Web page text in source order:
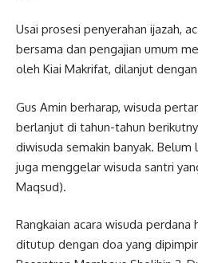
Usai prosesi penyerahan ijazah,
bersama dan pengajian umum
oleh Kiai Makrifat, dilanjut
Gus Amin berharap, wisuda
berlanjut di tahun-tahun
diwisuda semakin banyak. Belum
juga menggelar wisuda santri
Maqsud).
Rangkaian acara wisuda perdana
ditutup dengan doa yang